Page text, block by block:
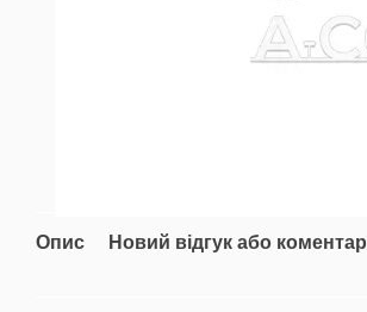
Опис Новий відгук або коментар